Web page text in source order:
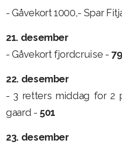
- Gåvekort 1000,- Spar
21. desember
- Gåvekort fjordcruise -
22. desember
- 3 retters middag for 2
gaard - 501
23. desember